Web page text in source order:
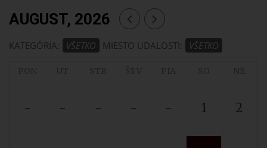
AUGUST, 2026
KATEGÓRIA: VŠETKO MIESTO UDALOSTI: VŠETKO
- - - - - 1 2